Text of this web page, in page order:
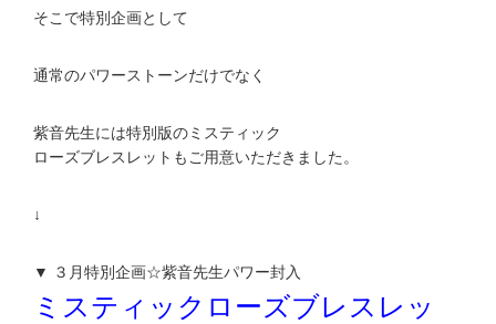
そこで特別企画として
通常のパワーストーンだけでなく
紫音先生には特別版のミスティック
ローズブレスレットもご用意いただきました。
↓
▼ ３月特別企画☆紫音先生パワー封入
ミスティックローズブレスレッ